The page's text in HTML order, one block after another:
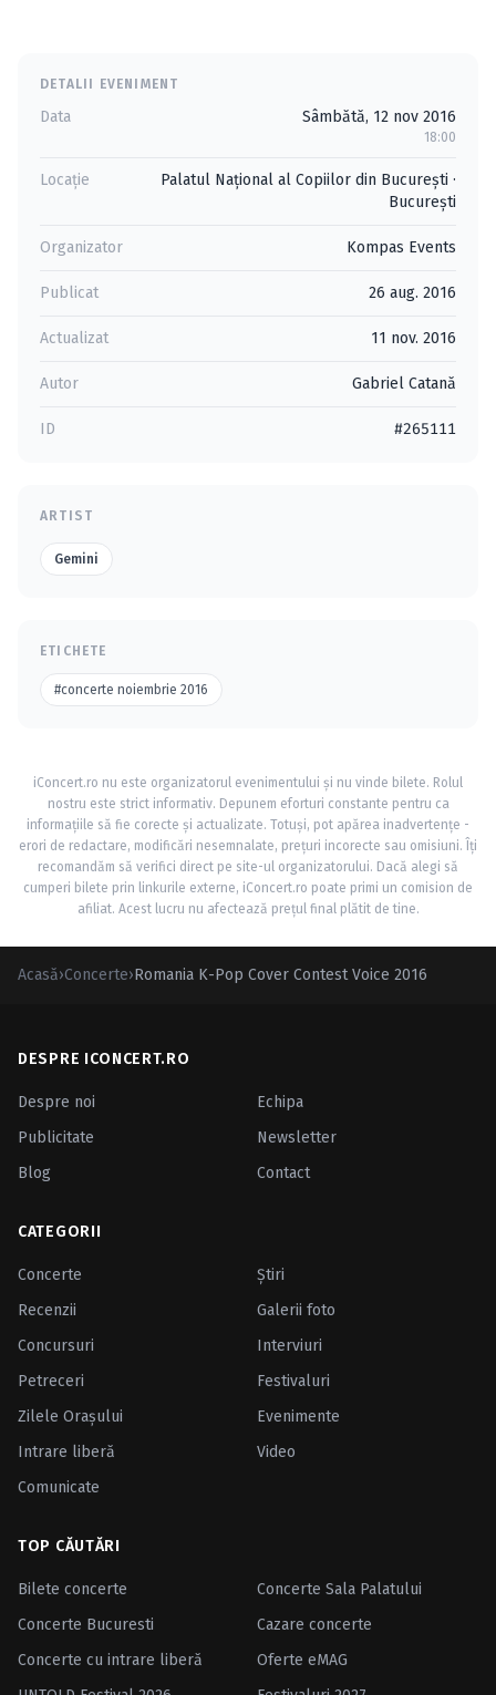
DETALII EVENIMENT
Data Sâmbătă, 12 nov 2016
18:00
Locație Palatul Naţional al Copiilor din București ·
Bucureşti
Organizator Kompas Events
Publicat 26 aug. 2016
Actualizat 11 nov. 2016
Autor Gabriel Catană
ID #265111
ARTIST
Gemini
ETICHETE
#concerte noiembrie 2016
iConcert.ro nu este organizatorul evenimentului și nu vinde bilete. Rolul
nostru este strict informativ. Depunem eforturi constante pentru ca
informațiile să fie corecte și actualizate. Totuși, pot apărea inadvertențe -
erori de redactare, modificări nesemnalate, prețuri incorecte sau omisiuni. Îți
recomandăm să verifici direct pe site-ul organizatorului. Dacă alegi să
cumperi bilete prin linkurile externe, iConcert.ro poate primi un comision de
afiliat. Acest lucru nu afectează prețul final plătit de tine.
Acasă›Concerte›Romania K-Pop Cover Contest Voice 2016
DESPRE ICONCERT.RO
Despre noi
Echipa
Publicitate
Newsletter
Blog
Contact
CATEGORII
Concerte
Ştiri
Recenzii
Galerii foto
Concursuri
Interviuri
Petreceri
Festivaluri
Zilele Oraşului
Evenimente
Intrare liberă
Video
Comunicate
TOP CĂUTĂRI
Bilete concerte
Concerte Sala Palatului
Concerte Bucuresti
Cazare concerte
Concerte cu intrare liberă
Oferte eMAG